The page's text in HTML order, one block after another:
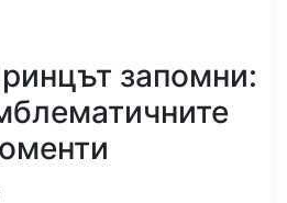
запомни: